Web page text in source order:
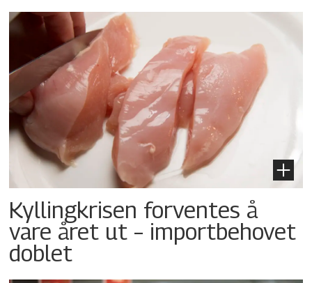
Kyllingkrisen forventes å
vare året ut – importbehovet
doblet